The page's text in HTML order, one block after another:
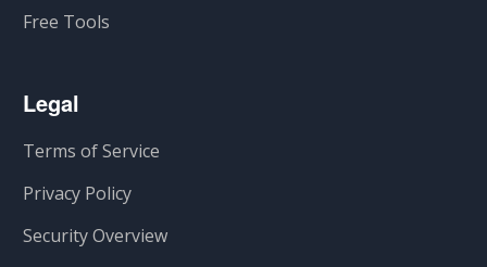
Free Tools
Legal
Terms of Service
Privacy Policy
Security Overview